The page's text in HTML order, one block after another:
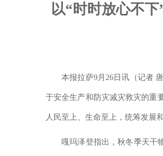
以“时时放心不
本报拉萨9月26日讯（记者
于安全生产和防灾减灾救灾的重
人民至上、生命至上，统筹发展
嘎玛泽登指出，秋冬季天干